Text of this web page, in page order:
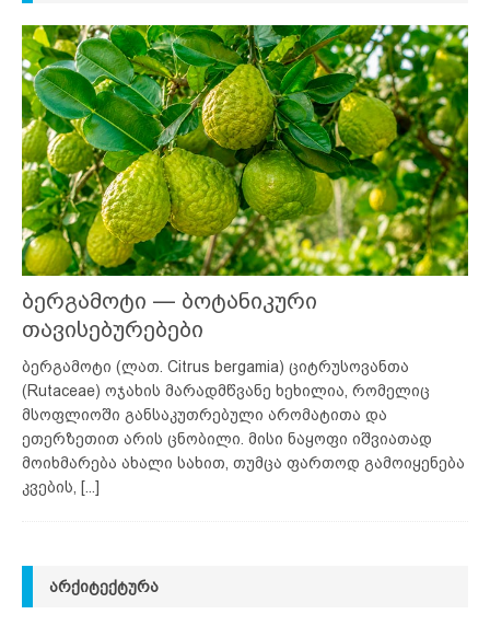
ბერგამოტი — ბოტანიკური
თავისებურებები
ბერგამოტი (ლათ. Citrus bergamia) ციტრუსოვანთა
(Rutaceae) ოჯახის მარადმწვანე ხეხილია, რომელიც
მსოფლიოში განსაკუთრებული არომატითა და
ეთერზეთით არის ცნობილი. მისი ნაყოფი იშვიათად
მოიხმარება ახალი სახით, თუმცა ფართოდ გამოიყენება
კვების, [...]
ᲐᲠᲥᲘᲢᲔᲥᲢᲣᲠᲐ